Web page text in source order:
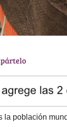
la población